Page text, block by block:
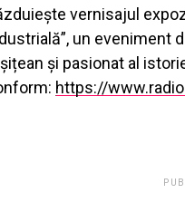
vernisajul
un eveniment
și pasionat al
https://